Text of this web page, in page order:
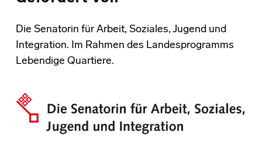
Die Senatorin für Arbeit, Soziales, Jugend und
Integration. Im Rahmen des Landesprogramms
Lebendige Quartiere.